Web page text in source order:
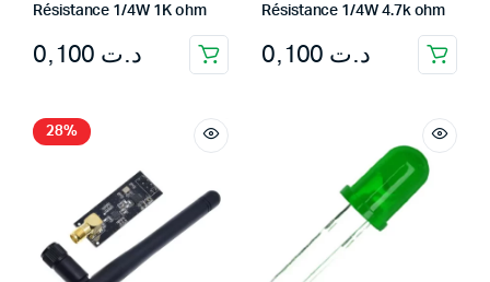
Résistance 1/4W 1K ohm
د.ت
Résistance 1/4W 4.7k ohm
د.ت
28%